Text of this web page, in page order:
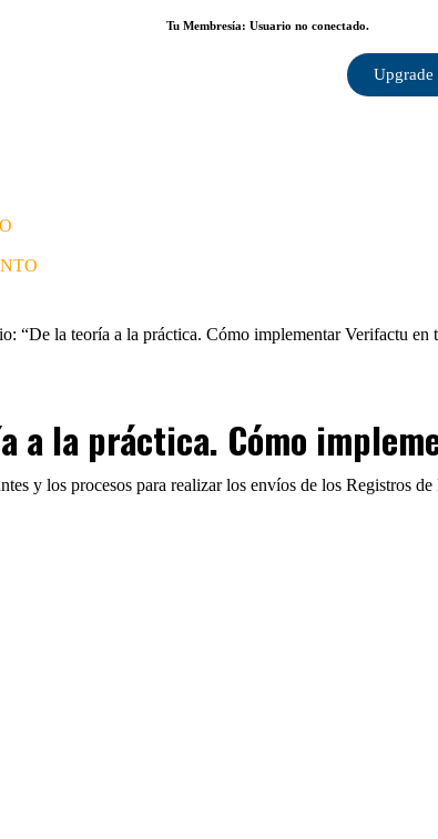
Tu Membresía: Usuario no conectado.
Upgrade
“De la teoría a la práctica. Cómo implementar Verifactu en
a la práctica. Cómo
y los procesos para realizar los envíos de los Registros